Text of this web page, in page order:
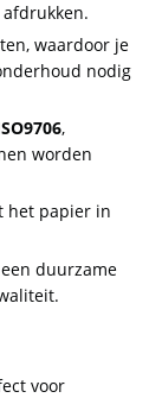
waardoor je
nodig
,
worden
het papier in
duurzame
voor